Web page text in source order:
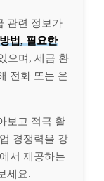
관련 정보가
법, 필요한
으며, 세금 환
전화 또는 온
보고 적극 활
경쟁력을 강
서 제공하는
세요.